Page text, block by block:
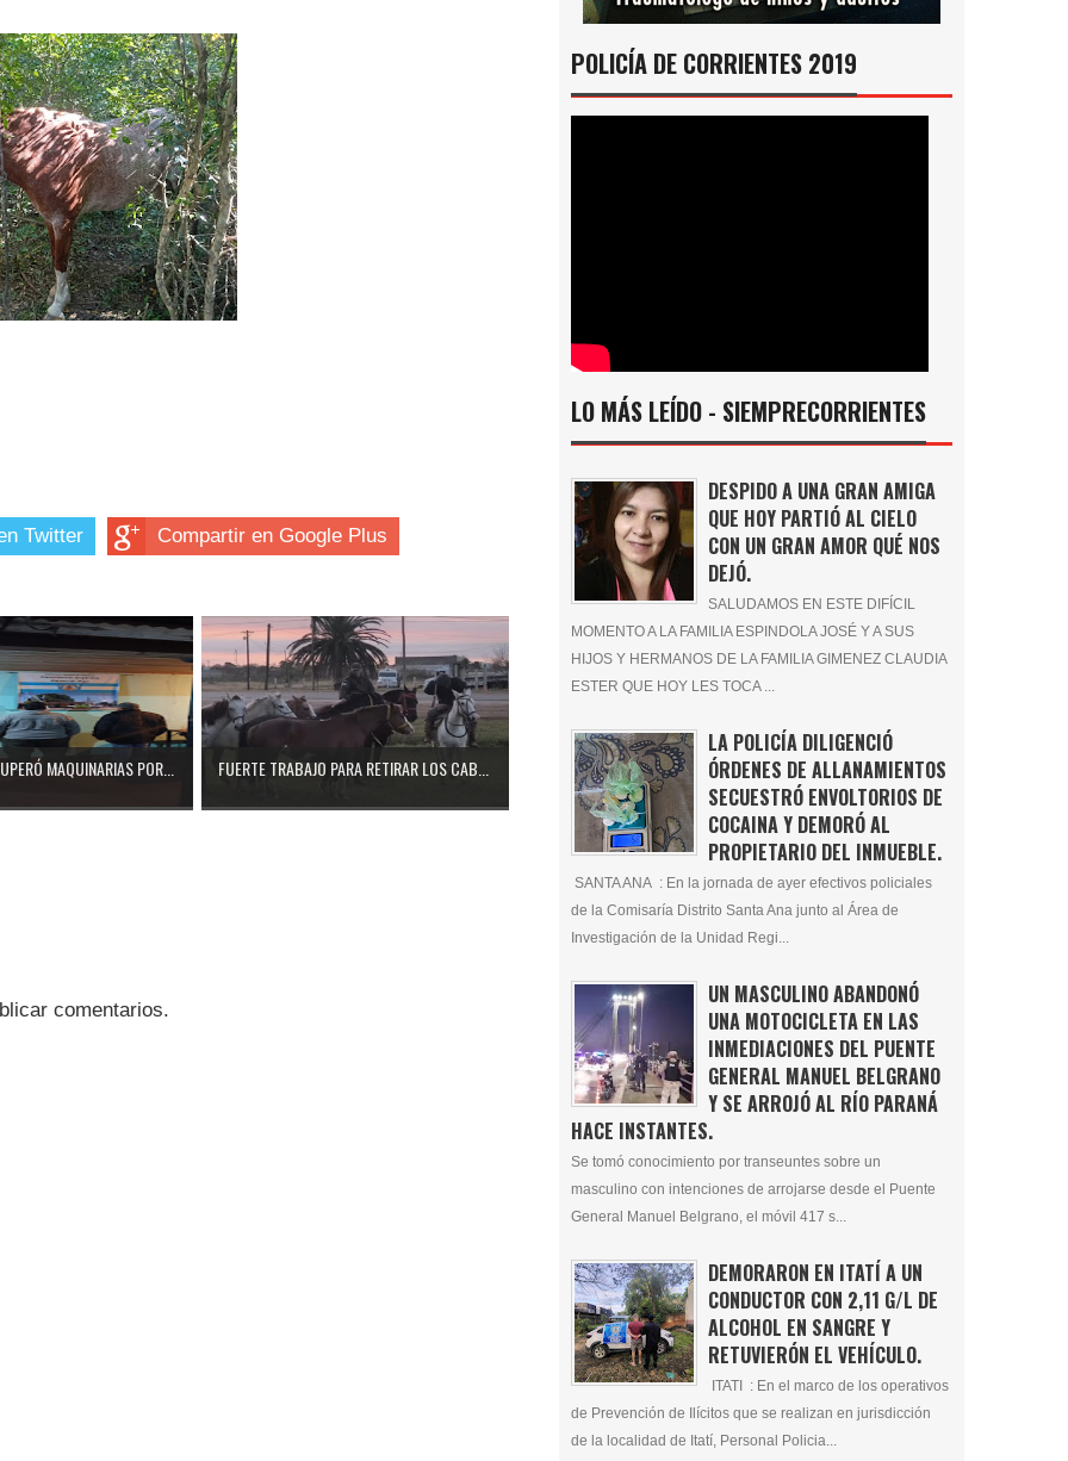
Twitter Compartir en Google Plus
MAQUINARIAS POR... FUERTE TRABAJO PARA RETIRAR LOS CAB...
comentarios.
POLICÍA DE CORRIENTES 2019
LO MÁS LEÍDO - SIEMPRECORRIENTES
DESPIDO A UNA GRAN AMIGA
QUE HOY PARTIÓ AL CIELO
CON UN GRAN AMOR QUÉ NOS
DEJÓ.
SALUDAMOS EN ESTE DIFÍCIL
MOMENTO A LA FAMILIA ESPINDOLA JOSÉ Y A SUS
HIJOS Y HERMANOS DE LA FAMILIA GIMENEZ CLAUDIA
ESTER QUE HOY LES TOCA ...
LA POLICÍA DILIGENCIÓ
ÓRDENES DE ALLANAMIENTOS
SECUESTRÓ ENVOLTORIOS DE
COCAINA Y DEMORÓ AL
PROPIETARIO DEL INMUEBLE.
SANTA ANA : En la jornada de ayer efectivos policiales
de la Comisaría Distrito Santa Ana junto al Área de
Investigación de la Unidad Regi...
UN MASCULINO ABANDONÓ
UNA MOTOCICLETA EN LAS
INMEDIACIONES DEL PUENTE
GENERAL MANUEL BELGRANO
Y SE ARROJÓ AL RÍO PARANÁ
HACE INSTANTES.
Se tomó conocimiento por transeuntes sobre un
masculino con intenciones de arrojarse desde el Puente
General Manuel Belgrano, el móvil 417 s...
DEMORARON EN ITATÍ A UN
CONDUCTOR CON 2,11 G/L DE
ALCOHOL EN SANGRE Y
RETUVIERÓN EL VEHÍCULO.
ITATI : En el marco de los operativos
de Prevención de Ilícitos que se realizan en jurisdicción
de la localidad de Itatí, Personal Policia...